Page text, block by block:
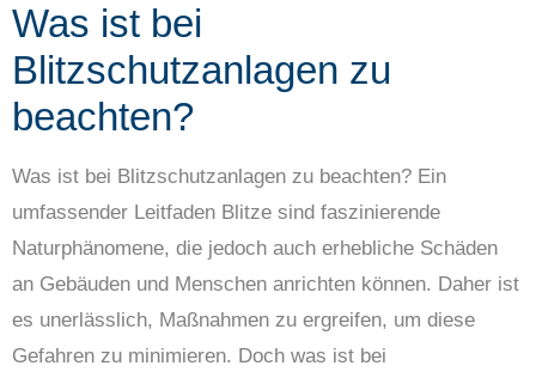
Was ist bei
Blitzschutzanlagen zu
beachten?
Was ist bei Blitzschutzanlagen zu beachten? Ein
umfassender Leitfaden Blitze sind faszinierende
Naturphänomene, die jedoch auch erhebliche Schäden
an Gebäuden und Menschen anrichten können. Daher ist
es unerlässlich, Maßnahmen zu ergreifen, um diese
Gefahren zu minimieren. Doch was ist bei